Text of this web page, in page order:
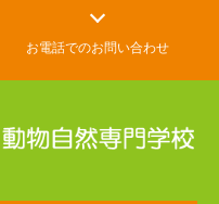
お電話でのお問い合わせ